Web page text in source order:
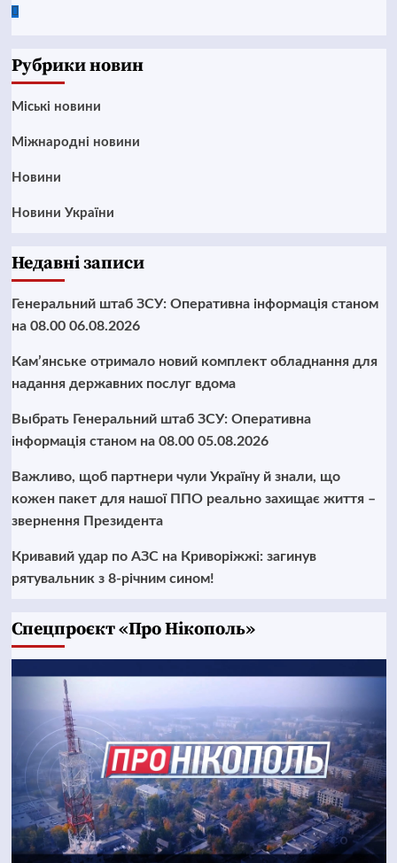
Рубрики новин
Mіські новини
Міжнародні новини
Новини
Новини України
Недавні записи
Генеральний штаб ЗСУ: Оперативна інформація станом
на 08.00 06.08.2026
Кам’янське отримало новий комплект обладнання для
надання державних послуг вдома
Выбрать Генеральний штаб ЗСУ: Оперативна
інформація станом на 08.00 05.08.2026
Важливо, щоб партнери чули Україну й знали, що
кожен пакет для нашої ППО реально захищає життя –
звернення Президента
Кривавий удар по АЗС на Криворіжжі: загинув
рятувальник з 8-річним сином!
Cпецпроєкт «Про Нікополь»